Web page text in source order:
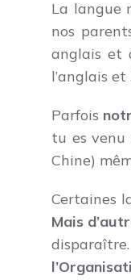
La langue
nos
anglais et
l’anglais
Parfois
tu es
Chine)
Certaines
Mais